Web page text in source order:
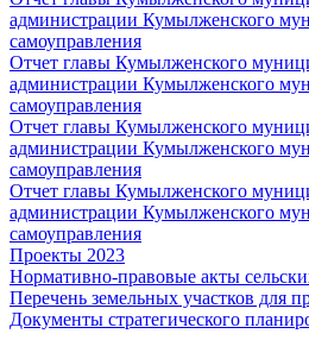
администрации Кумылженского
самоуправления
Отчет главы Кумылженского
администрации Кумылженского
самоуправления
Отчет главы Кумылженского
администрации Кумылженского
самоуправления
Отчет главы Кумылженского
администрации Кумылженского
самоуправления
Проекты 2023
Нормативно-правовые акты
Перечень земельных участков для
Документы стратегического